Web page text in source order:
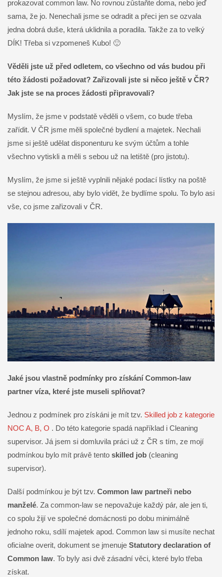
prokazovat common law. No rovnou zůstaňte doma, nebo jeď
sama, že jo. Nenechali jsme se odradit a přeci jen se ozvala
jedna dobrá duše, která uklidnila a poradila. Takže za to velký
DÍK! Třeba si vzpomeneš Kubo! 🙂
Věděli jste už před odletem, co všechno od vás budou při
této žádosti požadovat? Zařizovali jste si něco ještě v ČR?
Jak jste se na proces žádosti připravovali?
Myslím, že jsme v podstatě věděli o všem, co bude třeba
zařídit. V ČR jsme měli společné bydlení a majetek. Nechali
jsme si ještě udělat disponenturu ke svým účtům a tohle
všechno vytiskli a měli s sebou už na letiště (pro jistotu).
Myslím, že jsme si ještě vyplnili nějaké podací lístky na poště
se stejnou adresou, aby bylo vidět, že bydlíme spolu. To bylo asi
vše, co jsme zařizovali v ČR.
Jaké jsou vlastně podmínky pro získání Common-law
partner víza, které jste museli splňovat?
Jednou z podmínek pro získáni je mít tzv. Skilled job z kategorie
NOC A, B, O . Do této kategorie spadá například i Cleaning
supervisor. Já jsem si domluvila práci už z ČR s tím, ze mojí
podmínkou bylo mít právě tento skilled job (cleaning
supervisor).
Další podmínkou je být tzv. Common law partneři nebo
manželé. Za common-law se nepovažuje každý pár, ale jen ti,
co spolu žijí ve společné domácnosti po dobu minimálně
jednoho roku, sdílí majetek apod. Common law si musíte nechat
oficialne overit, dokument se jmenuje Statutory declaration of
Common law. To byly asi dvě zásadní věci, které bylo třeba
získat.